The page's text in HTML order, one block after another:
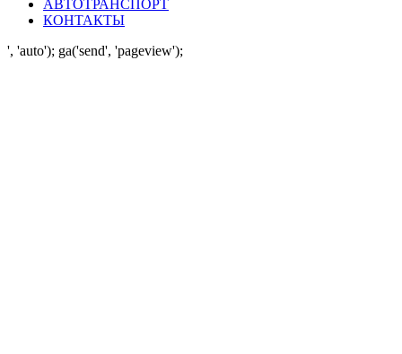
АВТОТРАНСПОРТ
КОНТАКТЫ
', 'auto'); ga('send', 'pageview');